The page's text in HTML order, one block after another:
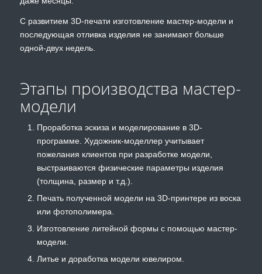
С развитием 3D-печати изготовление мастер-модели и
последующая отливка изделия не занимают больше
одной-двух недель.
Этапы производства мастер-
модели
Проработка эскиза и моделирование в 3D-
программе. Художник-моделлер учитывает
пожелания клиентов при разработке модели,
выстраиваются физические параметры изделия
(толщина, размер и т.д.).
Печать полученной модели на 3D-принтере из воска
или фотополимера.
Изготовление литейной формы с помощью мастер-
модели.
Литье и доработка модели ювелиром.